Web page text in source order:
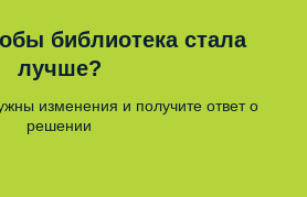
библиотека стала
лучше?
изменения и получите ответ о
решении